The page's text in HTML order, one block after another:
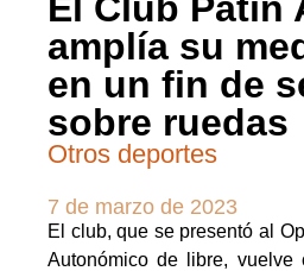
amplía su
en un fin de
sobre ruedas
Otros deportes
7 de marzo de 2023
El club, que se presentó al
Autonómico de libre, vuelve